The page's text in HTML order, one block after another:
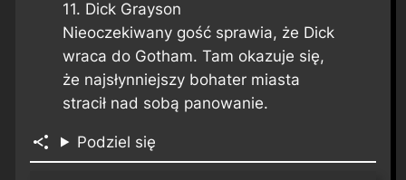
11. Dick Grayson
Nieoczekiwany gość sprawia, że Dick
wraca do Gotham. Tam okazuje się,
że najsłynniejszy bohater miasta
stracił nad sobą panowanie.
Podziel się